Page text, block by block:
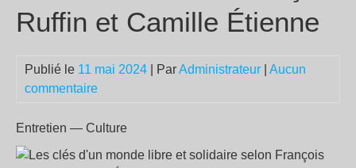
Ruffin et Camille Étienne
Publié le 11 mai 2024 | ParAdministrateur
Aucun
commentaire
Entretien — Culture